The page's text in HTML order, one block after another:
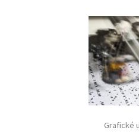
Grafické